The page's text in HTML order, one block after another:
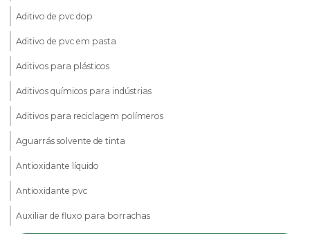
Aditivo de pvc dop
Aditivo de pvc em pasta
Aditivos para plásticos
Aditivos químicos para indústrias
Aditivos para reciclagem polímeros
Aguarrás solvente de tinta
Antioxidante líquido
Antioxidante pvc
Auxiliar de fluxo para borrachas